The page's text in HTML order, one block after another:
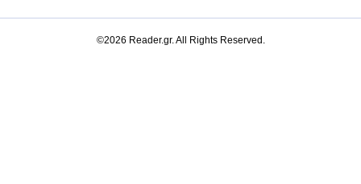
©2026 Reader.gr. All Rights Reserved.